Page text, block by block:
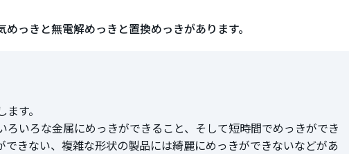
っきと無電解めっきと置換めっきがあります。
す。
いろな金属にめっきができること、そして短時間でめっきができ
きない、複雑な形状の製品には綺麗にめっきができないなどがあ